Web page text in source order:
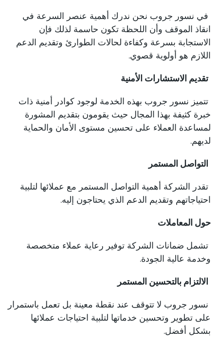
في نسور جروب نحن ندرك أهمية عنصر السرعة في
انقاذ الموقف وأن اللحظة تكون حاسمة لذلك فإن
الاستجابة بسرعة وكفاءة لحالات الطوارئ وتقديم الدعم
اللازم هو أولوية قصوي.
تقديم الاستشارات الأمنية
تتميز نسور جروب بهذه الخدمة لوجود كوادر أمنية ذات
خبرة كثيفة بهذا المجال حيث يقومون بتقديم المشورة
لمساعدة العملاء على تحسين مستوى الأمان والحماية
لديهم.
التواصل المستمر
تقدر الشركة أهمية التواصل المستمر مع عملائها لتلبية
احتياجاتهم وتقديم الدعم الذي يحتاجون إليه.
حول المعاملات
تشمل ضمانات الشركة توفير رعاية عملاء متخصصة
وخدمة عالية الجودة.
الالتزام بالتحسين المستمر
نسور جروب لا تتوقف عند نقطة معينة بل تعمل باستمرار
على تطوير وتحسين خدماتها لتلبية احتياجات عملائها
بشكل أفضل.